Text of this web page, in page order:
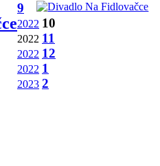
9
2022 10
2022 11
2022 12
2022 1
2023 2